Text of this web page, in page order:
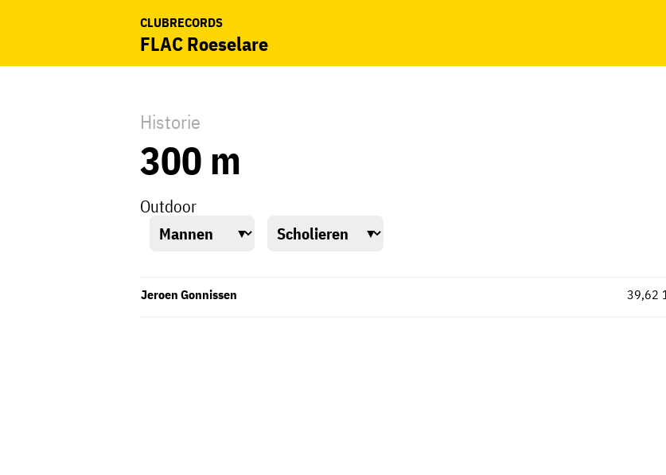
CLUBRECORDS
FLAC Roeselare
Historie
300 m
Outdoor
Jeroen Gonnissen 39,62